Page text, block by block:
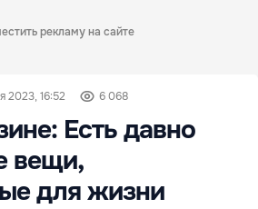
рекламу на сайте
2023, 16:52 6 068
Есть давно
вещи,
для жизни